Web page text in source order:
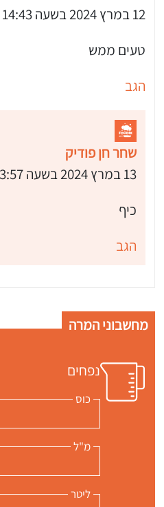
שלי "פודיק" כמנויים עוד היום!
12 במרץ 2024 בשעה 14:43
טעים ממש
הגב
שחר חן פודיק
13 במרץ 2024 בשעה 13:57
כיף
הגב
מחשבוני המרה
נפחים
כוס
מ"ל
ליטר